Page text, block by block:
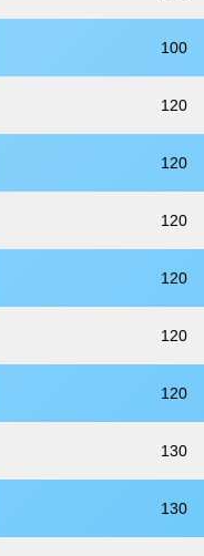
100
120
120
120
120
120
120
130
130